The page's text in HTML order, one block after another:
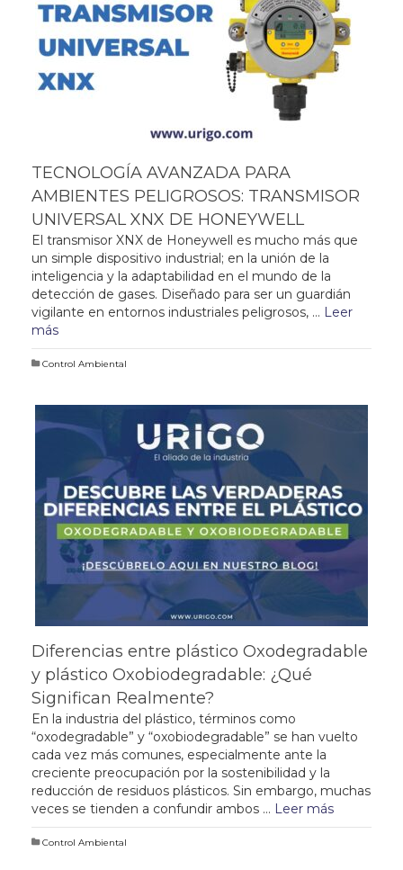
TECNOLOGÍA AVANZADA PARA
AMBIENTES PELIGROSOS: TRANSMISOR
UNIVERSAL XNX DE HONEYWELL
El transmisor XNX de Honeywell es mucho más que
un simple dispositivo industrial; en la unión de la
inteligencia y la adaptabilidad en el mundo de la
detección de gases. Diseñado para ser un guardián
vigilante en entornos industriales peligrosos, … Leer
más
Control Ambiental
Diferencias entre plástico Oxodegradable
y plástico Oxobiodegradable: ¿Qué
Significan Realmente?
En la industria del plástico, términos como
“oxodegradable” y “oxobiodegradable” se han vuelto
cada vez más comunes, especialmente ante la
creciente preocupación por la sostenibilidad y la
reducción de residuos plásticos. Sin embargo, muchas
veces se tienden a confundir ambos … Leer más
Control Ambiental